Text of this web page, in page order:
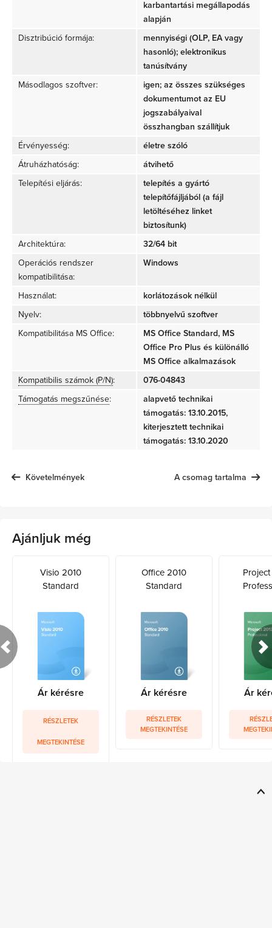
karbantartási megállapodás
alapján
Disztribúció formája:
mennyiségi (OLP, EA vagy
hasonló); elektronikus
tanúsítvány
Másodlagos szoftver:
igen; az összes szükséges
dokumentumot az EU
jogszabályaival
összhangban szállítjuk
Érvényesség:
életre szóló
Átruházhatóság:
átvihető
Telepítési eljárás:
telepítés a gyártó
telepítőfájljából (a fájl
letöltéséhez linket
biztosítunk)
Architektúra:
32/64 bit
Operációs rendszer
kompatibilitása:
Windows
Használat:
korlátozások nélkül
Nyelv:
többnyelvű szoftver
Kompatibilitása MS Office:
MS Office Standard, MS
Office Pro Plus és különálló
MS Office alkalmazások
Kompatibilis számok (P/N):
076-04843
Támogatás megszűnése:
alapvető technikai
támogatás: 13.10.2015,
kiterjesztett technikai
támogatás: 13.10.2020
Követelmények A csomag tartalma
Ajánljuk még
Visio 2010
Standard
Ár kérésre
RÉSZLETEK
MEGTEKINTÉSE
Office 2010
Standard
Ár kérésre
RÉSZLETEK
MEGTEKINTÉSE
Ár